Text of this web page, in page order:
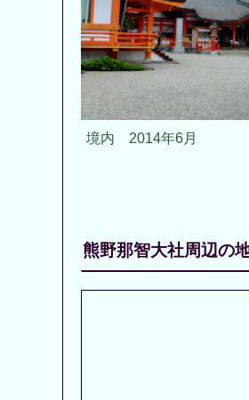
境内 2014年6月
熊野那智大社周辺の